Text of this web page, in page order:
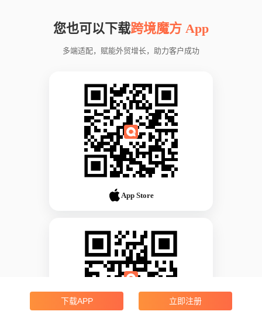
您也可以下载跨境魔方 App
多端适配，赋能外贸增长，助力客户成功
App Store
下载APP 立即注册